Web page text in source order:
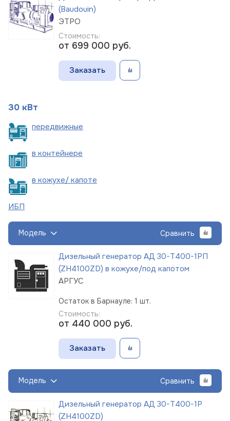
(Baudouin)
ЭТРО
Стоимость:
от 699 000 руб.
Заказать
30 кВт
передвижные
в контейнере
в кожухе/ капоте
ИБП
Модель Сравнить
Дизельный генератор АД 30-Т400-1РП
(ZH4100ZD) в кожухе/под капотом
АРГУС
Остаток в Барнауле: 1 шт.
Стоимость:
от 440 000 руб.
Заказать
Модель Сравнить
Дизельный генератор АД 30-Т400-1Р
(ZH4100ZD)